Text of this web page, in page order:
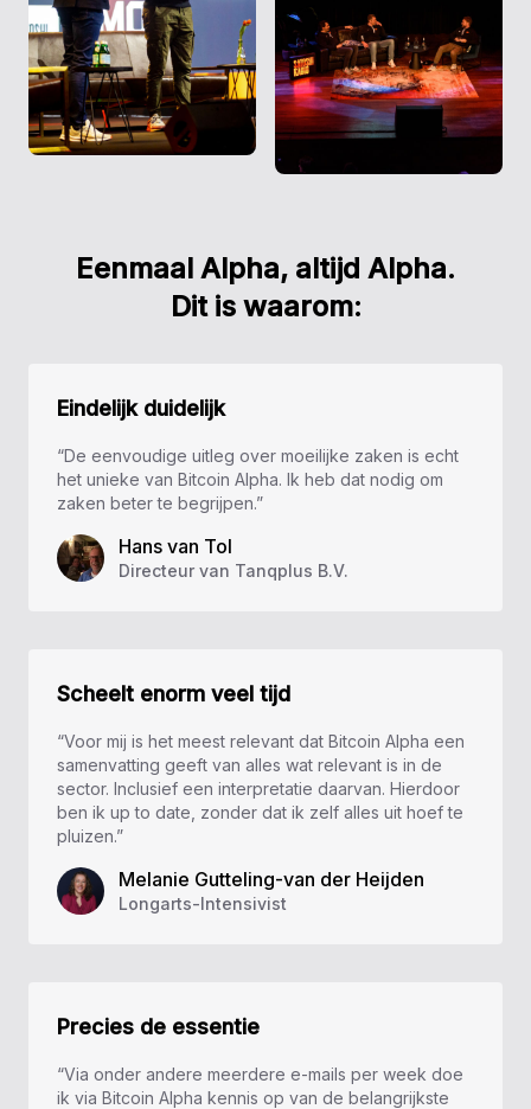
Eenmaal Alpha, altijd Alpha.
Dit is waarom:
Eindelijk duidelijk
“De eenvoudige uitleg over moeilijke zaken is echt
het unieke van Bitcoin Alpha. Ik heb dat nodig om
zaken beter te begrijpen.”
Hans van Tol
Directeur van Tanqplus B.V.
Scheelt enorm veel tijd
“Voor mij is het meest relevant dat Bitcoin Alpha een
samenvatting geeft van alles wat relevant is in de
sector. Inclusief een interpretatie daarvan. Hierdoor
ben ik up to date, zonder dat ik zelf alles uit hoef te
pluizen.”
Melanie Gutteling-van der Heijden
Longarts-Intensivist
Precies de essentie
“Via onder andere meerdere e-mails per week doe
ik via Bitcoin Alpha kennis op van de belangrijkste